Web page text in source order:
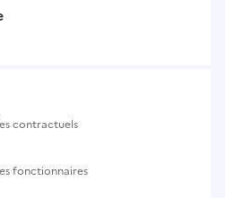
contractuels
fonctionnaires